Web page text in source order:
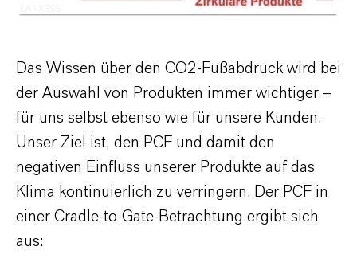
Das Wissen über den CO2-Fußabdruck wird bei
der Auswahl von Produkten immer wichtiger –
für uns selbst ebenso wie für unsere Kunden.
Unser Ziel ist, den PCF und damit den
negativen Einfluss unserer Produkte auf das
Klima kontinuierlich zu verringern. Der PCF in
einer Cradle-to-Gate-Betrachtung ergibt sich
aus: